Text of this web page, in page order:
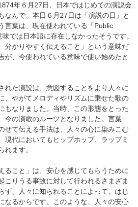
年６月27日、日本ではじめての演説会
なんで、本日６月27日は「演説の日」と
言葉は、現在使われている「Public
では日本語に存在しなかったそうです。
分かりやすく伝えること」という意味だ
が、今使われている意味で使い始めたと
た演説は、意図することをより人々に
、やがてメロディやリズムに乗せた歌の
もなりました。当時、この形態をとった
今の演歌のルーツとなりました。言葉
せて伝える手法は、人々の心に染みこむ
現代においてもヒップホップ、ラップミ
れます。
ること」は、安心を感じてもらうために
こりうる事故に対して行われるさまざま
ず、人々に知られることによって、はじ
なるからです。このような、人々の安心